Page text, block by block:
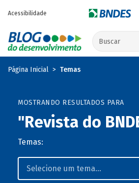
Acessibilidade
Buscar no site
Página Inicial Temas
MOSTRANDO RESULTADOS PARA
"Revista do
Temas: